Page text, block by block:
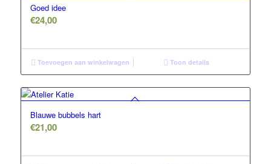
Goed idee
€24,00
Toevoegen aan winkelwagen Toon details
Blauwe bubbels hart
€21,00